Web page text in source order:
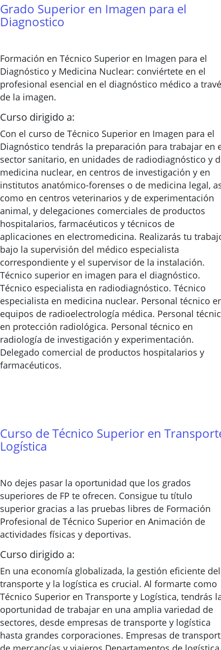
Grado Superior en Imagen para el
Diagnostico
Formación en Técnico Superior en Imagen para el
Diagnóstico y Medicina Nuclear: conviértete en el
profesional esencial en el diagnóstico médico a
de la imagen.
Curso dirigido a:
Con el curso de Técnico Superior en Imagen para el
Diagnóstico tendrás la preparación para trabajar en
sector sanitario, en unidades de radiodiagnóstico y
medicina nuclear, en centros de investigación y en
institutos anatómico-forenses o de medicina legal,
como en centros veterinarios y de experimentación
animal, y delegaciones comerciales de productos
hospitalarios, farmacéuticos y técnicos de
aplicaciones en electromedicina. Realizarás tu
bajo la supervisión del médico especialista
correspondiente y el supervisor de la instalación.
Técnico superior en imagen para el diagnóstico.
Técnico especialista en radiodiagnóstico. Técnico
especialista en medicina nuclear. Personal técnico
equipos de radioelectrología médica. Personal
en protección radiológica. Personal técnico en
radiología de investigación y experimentación.
Delegado comercial de productos hospitalarios y
farmacéuticos.
Curso de Técnico Superior en
Logística
No dejes pasar la oportunidad que los grados
superiores de FP te ofrecen. Consigue tu título
superior gracias a las pruebas libres de Formación
Profesional de Técnico Superior en Animación de
actividades físicas y deportivas.
Curso dirigido a:
En una economía globalizada, la gestión eficiente del
transporte y la logística es crucial. Al formarte como
Técnico Superior en Transporte y Logística, tendrás
oportunidad de trabajar en una amplia variedad de
sectores, desde empresas de transporte y logística
hasta grandes corporaciones. Empresas de